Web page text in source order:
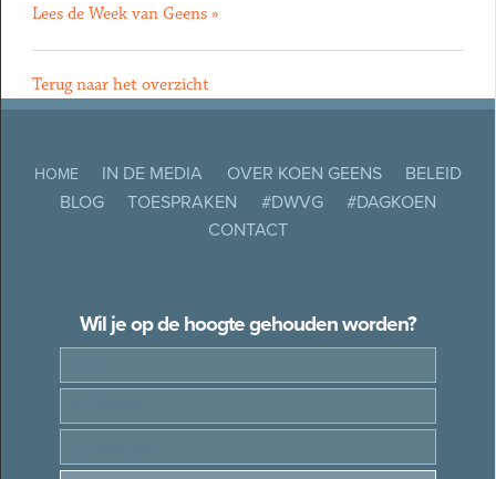
Lees de Week van Geens »
Terug naar het overzicht
HOME IN DE MEDIA OVER KOEN GEENS
BELEID
BLOG
TOESPRAKEN #DWVG
#DAGKOEN
CONTACT
Wil je op de hoogte gehouden worden?